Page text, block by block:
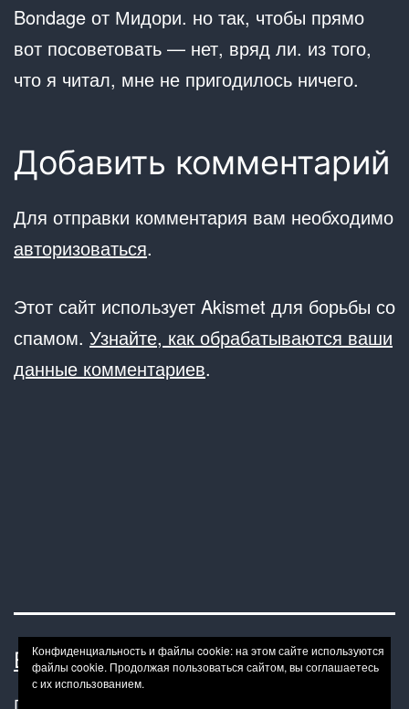
Bondage от Мидори. но так, чтобы прямо
вот посоветовать — нет, вряд ли. из того,
что я читал, мне не пригодилось ничего.
Добавить комментарий
Для отправки комментария вам необходимо
авторизоваться.
Этот сайт использует Akismet для борьбы со
спамом. Узнайте, как обрабатываются ваши
данные комментариев.
BONDAGE BDSM-HOWTO
Конфиденциальность и файлы cookie: на этом сайте используются
файлы cookie. Продолжая пользоваться сайтом, вы соглашаетесь
с их использованием.